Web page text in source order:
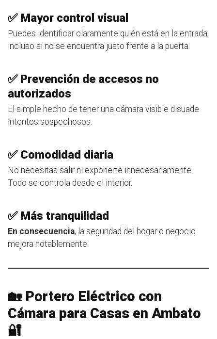
✅ Mayor control visual
Puedes identificar claramente quién está en la entrada,
incluso si no se encuentra justo frente a la puerta.
✅ Prevención de accesos no
autorizados
El simple hecho de tener una cámara visible disuade
intentos sospechosos.
✅ Comodidad diaria
No necesitas salir ni exponerte innecesariamente.
Todo se controla desde el interior.
✅ Más tranquilidad
En consecuencia, la seguridad del hogar o negocio
mejora notablemente.
🏡 Portero Eléctrico con
Cámara para Casas en Ambato
🔐